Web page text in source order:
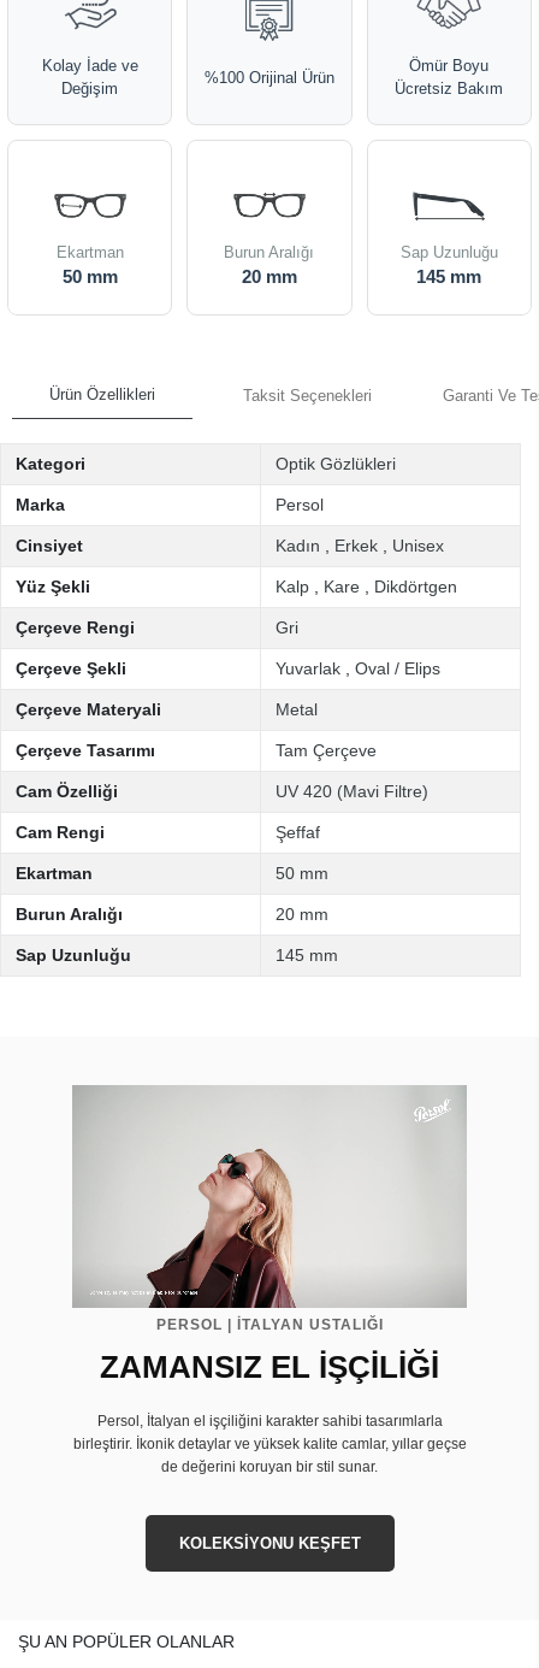
Kolay İade ve
Değişim
%100 Orijinal Ürün
Ömür Boyu
Ücretsiz Bakım
Ekartman
50 mm
Burun Aralığı
20 mm
Sap Uzunluğu
145 mm
Ürün Özellikleri Taksit Seçenekleri Garanti Ve
Kategori Optik Gözlükleri
Marka Persol
Cinsiyet Kadın Erkek Unisex
Yüz Şekli Kalp Kare Dikdörtgen
Çerçeve Rengi Gri
Çerçeve Şekli Yuvarlak Oval / Elips
Çerçeve Materyali Metal
Çerçeve Tasarımı Tam Çerçeve
Cam Özelliği UV 420 (Mavi Filtre)
Cam Rengi Şeffaf
Ekartman 50 mm
Burun Aralığı 20 mm
Sap Uzunluğu 145 mm
PERSOL | İTALYAN USTALIĞI
ZAMANSIZ EL İŞÇİLİĞİ
Persol, İtalyan el işçiliğini karakter sahibi tasarımlarla
birleştirir. İkonik detaylar ve yüksek kalite camlar, yıllar geçse
de değerini koruyan bir stil sunar.
KOLEKSİYONU KEŞFET
ŞU AN POPÜLER OLANLAR